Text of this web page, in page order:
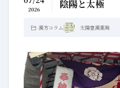
2026 陰陽と太極
漢方コラム 太陽堂漢薬局